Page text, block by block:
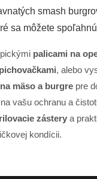
smash
sa môžete
palicami na
, alebo
mäso a burgre pre
vašu ochranu a
zástery a
kondícii.